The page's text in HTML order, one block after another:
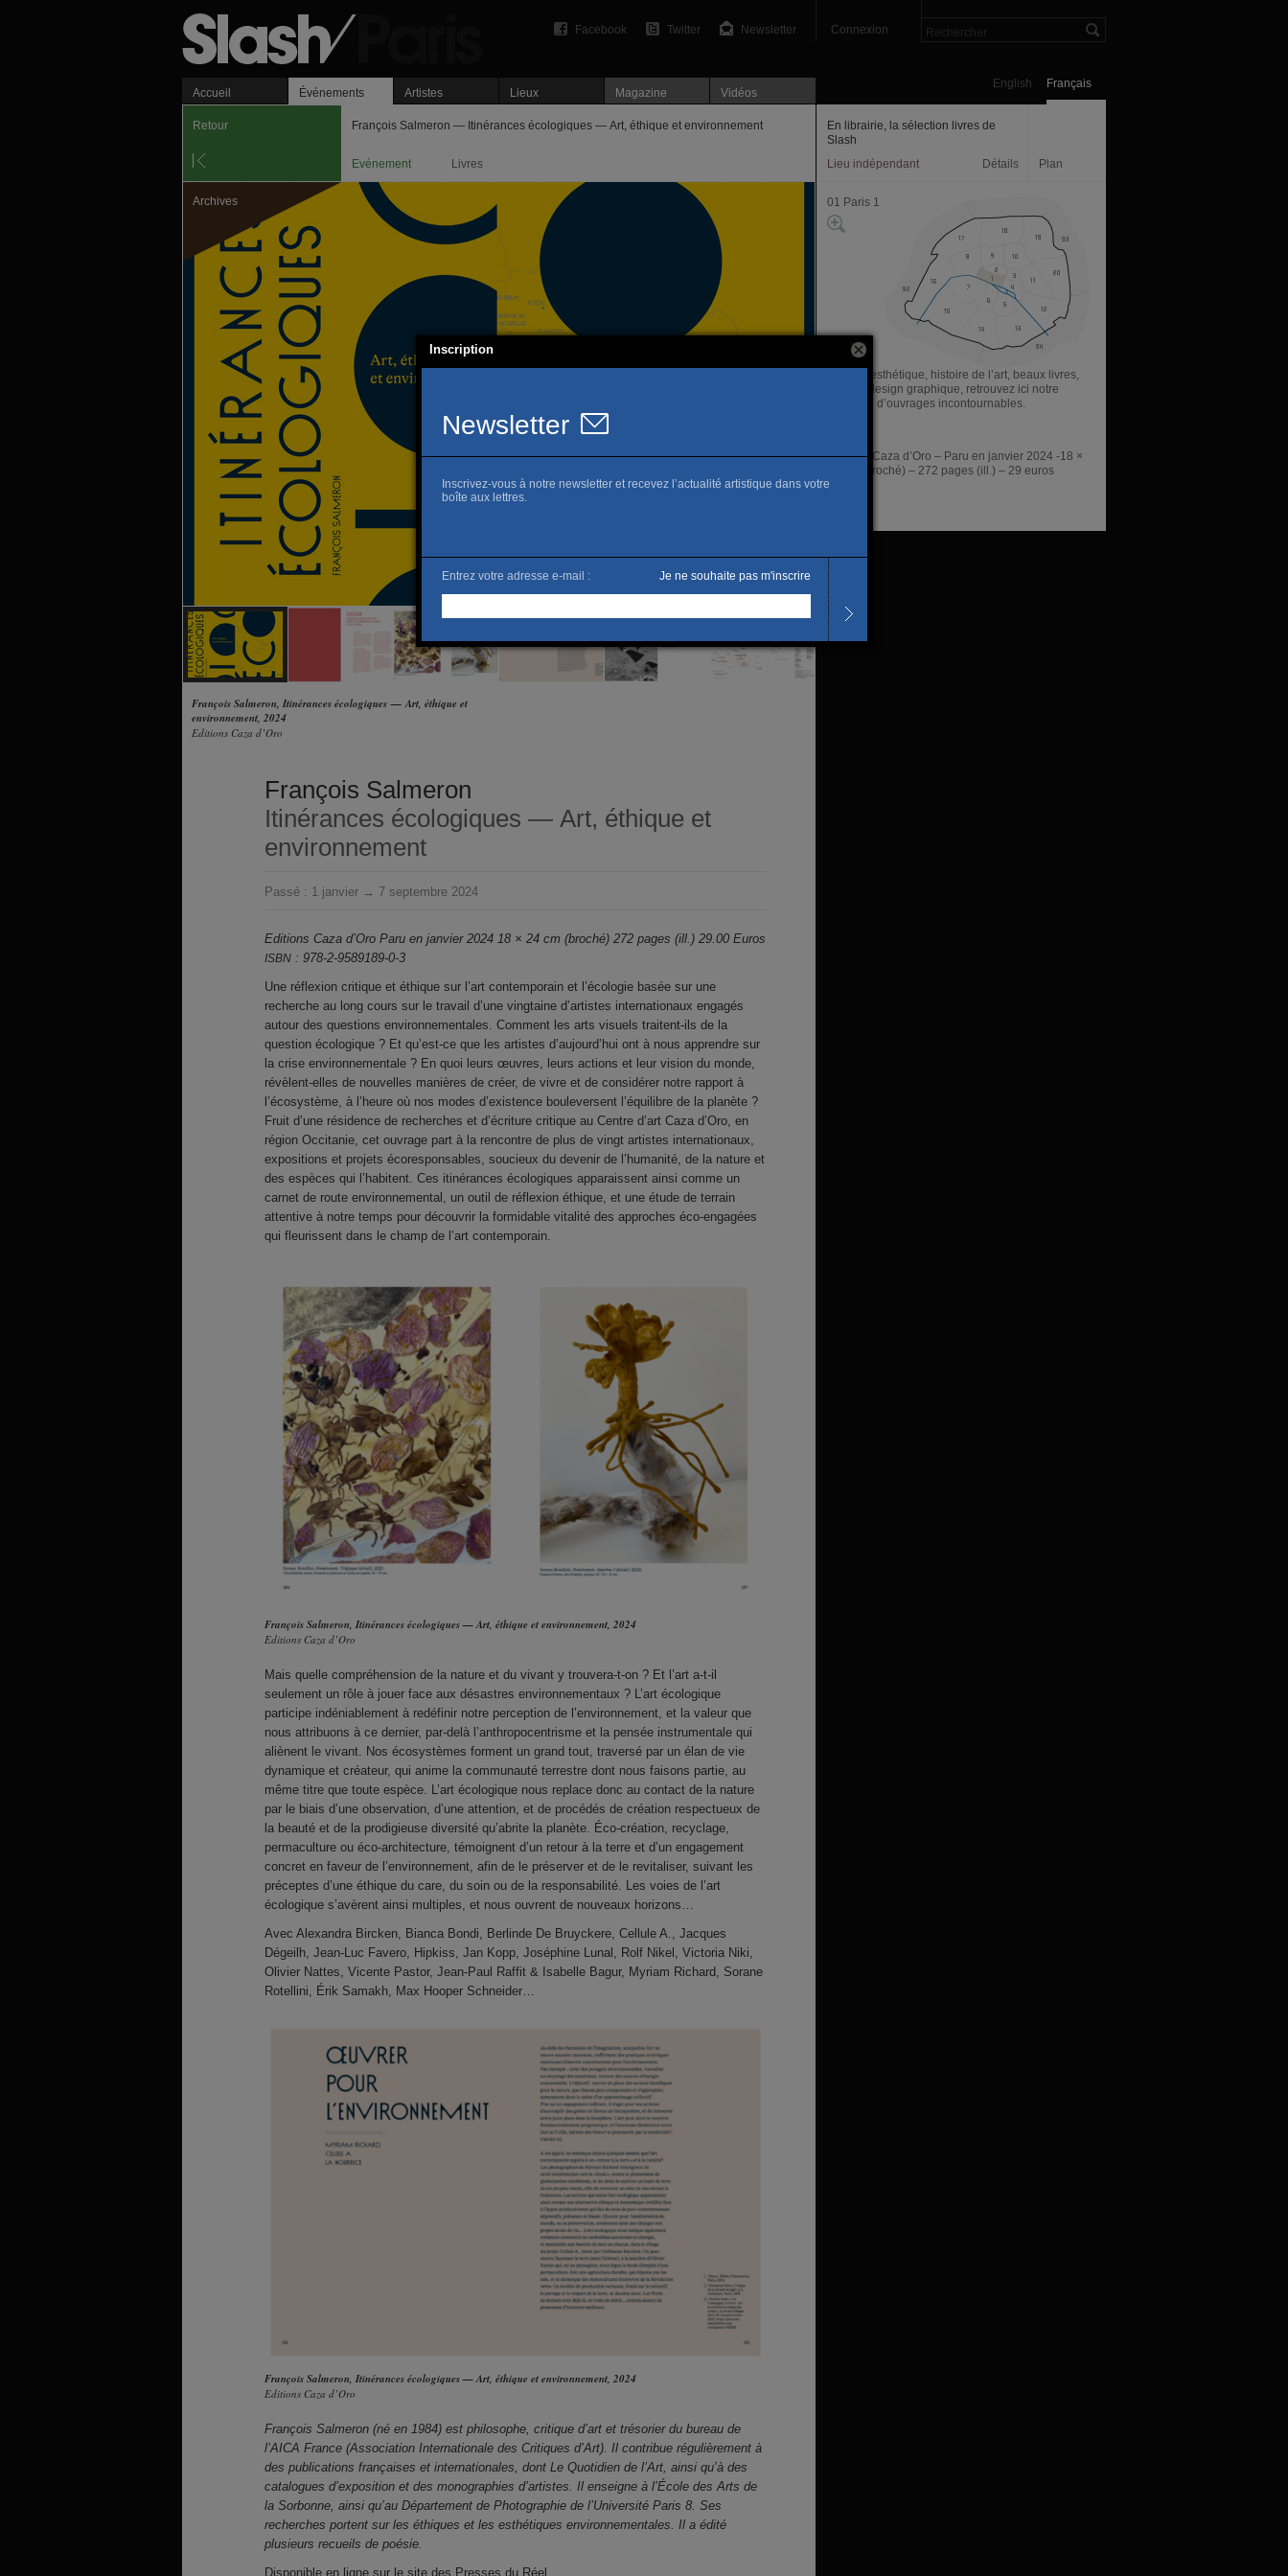
Connexion
Newsletter
Twitter
Facebook
Français
English
Accueil Événements Artistes Lieux Magazine Vidéos
Retour François Salmeron — Itinérances écologiques — Art, éthique et environnement
Evénement Livres
Archives
François Salmeron, Itinérances écologiques — Art, éthique et
environnement, 2024
Editions Caza d’Oro
François Salmeron
Itinérances écologiques — Art, éthique et
environnement
Passé : 1 janvier → 7 septembre 2024
Editions Caza d’Oro Paru en janvier 2024 18 × 24 cm (broché) 272 pages (ill.) 29.00 Euros
ISBN : 978-2-9589189-0-3
Une réflexion critique et éthique sur l’art contemporain et l’écologie basée sur une
recherche au long cours sur le travail d’une vingtaine d’artistes internationaux engagés
autour des questions environnementales. Comment les arts visuels traitent-ils de la
question écologique ? Et qu’est-ce que les artistes d’aujourd’hui ont à nous apprendre sur
la crise environnementale ? En quoi leurs œuvres, leurs actions et leur vision du monde,
révèlent-elles de nouvelles manières de créer, de vivre et de considérer notre rapport à
l’écosystème, à l’heure où nos modes d’existence bouleversent l’équilibre de la planète ?
Fruit d’une résidence de recherches et d’écriture critique au Centre d’art Caza d’Oro, en
région Occitanie, cet ouvrage part à la rencontre de plus de vingt artistes internationaux,
expositions et projets écoresponsables, soucieux du devenir de l’humanité, de la nature et
des espèces qui l’habitent. Ces itinérances écologiques apparaissent ainsi comme un
carnet de route environnemental, un outil de réflexion éthique, et une étude de terrain
attentive à notre temps pour découvrir la formidable vitalité des approches éco-engagées
qui fleurissent dans le champ de l’art contemporain.
François Salmeron, Itinérances écologiques — Art, éthique et environnement, 2024
Editions Caza d’Oro
Mais quelle compréhension de la nature et du vivant y trouvera-t-on ? Et l’art a-t-il
seulement un rôle à jouer face aux désastres environnementaux ? L’art écologique
participe indéniablement à redéfinir notre perception de l’environnement, et la valeur que
nous attribuons à ce dernier, par-delà l’anthropocentrisme et la pensée instrumentale qui
aliènent le vivant. Nos écosystèmes forment un grand tout, traversé par un élan de vie
dynamique et créateur, qui anime la communauté terrestre dont nous faisons partie, au
même titre que toute espèce. L’art écologique nous replace donc au contact de la nature
par le biais d’une observation, d’une attention, et de procédés de création respectueux de
la beauté et de la prodigieuse diversité qu’abrite la planète. Éco-création, recyclage,
permaculture ou éco-architecture, témoignent d’un retour à la terre et d’un engagement
concret en faveur de l’environnement, afin de le préserver et de le revitaliser, suivant les
préceptes d’une éthique du care, du soin ou de la responsabilité. Les voies de l’art
écologique s’avèrent ainsi multiples, et nous ouvrent de nouveaux horizons…
Avec Alexandra Bircken, Bianca Bondi, Berlinde De Bruyckere, Cellule A., Jacques
Dégeilh, Jean-Luc Favero, Hipkiss, Jan Kopp, Joséphine Lunal, Rolf Nikel, Victoria Niki,
Olivier Nattes, Vicente Pastor, Jean-Paul Raffit & Isabelle Bagur, Myriam Richard, Sorane
Rotellini, Érik Samakh, Max Hooper Schneider…
François Salmeron, Itinérances écologiques — Art, éthique et environnement, 2024
Editions Caza d’Oro
François Salmeron (né en 1984) est philosophe, critique d’art et trésorier du bureau de
l’AICA France (Association Internationale des Critiques d’Art). Il contribue régulièrement à
des publications françaises et internationales, dont Le Quotidien de l’Art, ainsi qu’à des
catalogues d’exposition et des monographies d’artistes. Il enseigne à l’École des Arts de
la Sorbonne, ainsi qu’au Département de Photographie de l’Université Paris 8. Ses
recherches portent sur les éthiques et les esthétiques environnementales. Il a édité
plusieurs recueils de poésie.
Disponible en ligne sur le site des Presses du Réel
En librairie, la sélection livres de
Slash
Lieu indépendant
Détails Plan
01 Paris 1
Théorie esthétique, histoire de l’art, beaux livres,
poésie, design graphique, retrouvez ici notre
sélection d’ouvrages incontournables.
Editions Caza d’Oro – Paru en janvier 2024 -18 ×
24 cm (broché) – 272 pages (ill.) – 29 euros
Inscription